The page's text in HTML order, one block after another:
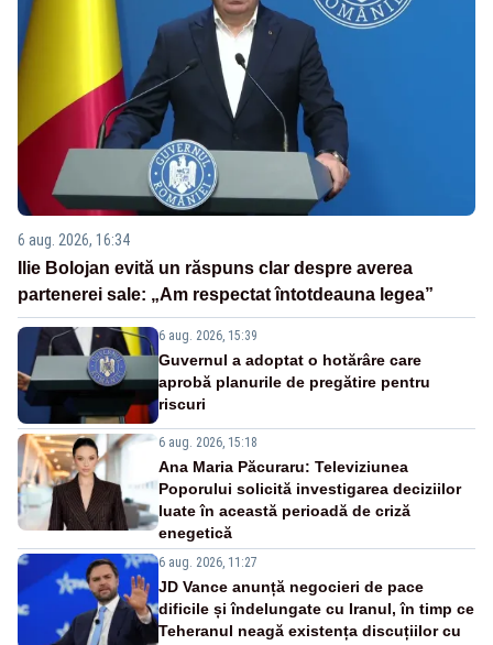
6 aug. 2026, 16:34
Ilie Bolojan evită un răspuns clar despre averea
partenerei sale: „Am respectat întotdeauna legea”
6 aug. 2026, 15:39
Guvernul a adoptat o hotărâre care
aprobă planurile de pregătire pentru
riscuri
6 aug. 2026, 15:18
Ana Maria Păcuraru: Televiziunea
Poporului solicită investigarea deciziilor
luate în această perioadă de criză
enegetică
6 aug. 2026, 11:27
JD Vance anunță negocieri de pace
dificile și îndelungate cu Iranul, în timp ce
Teheranul neagă existența discuțiilor cu